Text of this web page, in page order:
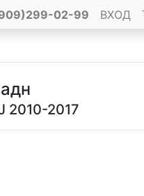
02-99 ВХОД
2010-2017